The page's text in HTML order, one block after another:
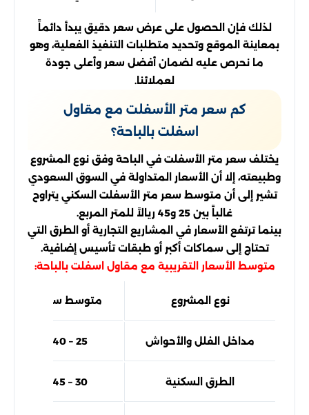
لذلك فإن الحصول على عرض سعر دقيق يبدأ دائماً
بمعاينة الموقع وتحديد متطلبات التنفيذ الفعلية، وهو
ما نحرص عليه لضمان أفضل سعر وأعلى جودة
لعملائنا.
كم سعر متر الأسفلت مع مقاول
اسفلت بالباحة؟
يختلف سعر متر الأسفلت في الباحة وفق نوع المشروع
وطبيعته، إلا أن الأسعار المتداولة في السوق السعودي
تشير إلى أن متوسط سعر متر الأسفلت السكني يتراوح
غالباً بين 25 و45 ريالاً للمتر المربع.
بينما ترتفع الأسعار في المشاريع التجارية أو الطرق التي
تحتاج إلى سماكات أكبر أو طبقات تأسيس إضافية.
متوسط الأسعار التقريبية مع مقاول اسفلت بالباحة:
نوع المشروع متوسط سعر المتر
مداخل الفلل والأحواش 25 – 40 ريال
الطرق السكنية 30 – 45 ريال